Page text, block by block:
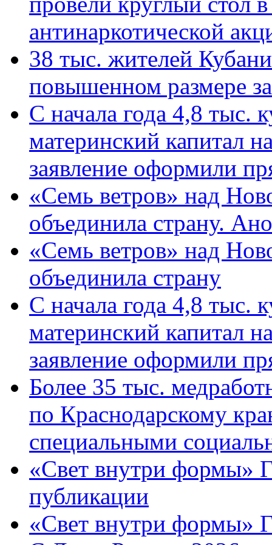
антинаркотической
38 тыс. жителей
повышенном размере
С начала года 4,8 тыс.
материнский капитал
заявление оформили
«Семь ветров» над
объединила страну.
«Семь ветров» над
объединила страну
С начала года 4,8 тыс.
материнский капитал
заявление оформили
Более 35 тыс.
по Краснодарскому
специальными
«Свет внутри формы»
публикации
«Свет внутри формы»